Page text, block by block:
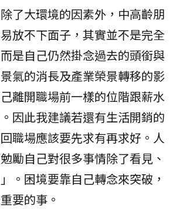
了大環境的因素外，中高齡朋
放不下面子，其實並不是完全
是自己仍然掛念過去的頭銜與
氣的消長及產業榮景轉移的影
離開職場前一樣的位階跟薪水
因此我建議若還有生活開銷的
職場應該要先求有再求好。人
勵自己對很多事情除了看見、
。困境要靠自己轉念來突破，
要的事。